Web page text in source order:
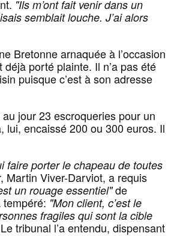
"Ils m’ont fait venir dans un
semblait louche. J’ai alors
Bretonne arnaquée à l’occasion
porté plainte. Il n’a pas été
puisque c’est à son adresse
jour 23 escroqueries pour un
lui, encaissé 200 ou 300 euros. Il
faire porter le chapeau de toutes
Martin Viver-Darviot, a requis
un rouage essentiel"de
tempéré: "Mon client, c’est le
fragiles qui sont la cible
tribunal l’a entendu, dispensant